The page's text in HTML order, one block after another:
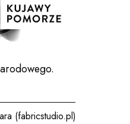
(fabricstudio.pl)